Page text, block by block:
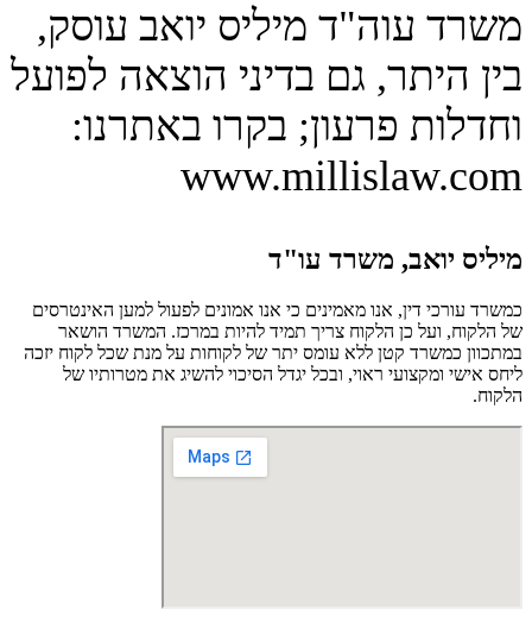
משרד עוה"ד מיליס יואב עוסק,
בין היתר, גם בדיני הוצאה לפועל
וחדלות פרעון; בקרו באתרנו:
www.millislaw.com
מיליס יואב, משרד עו"ד
כמשרד עורכי דין, אנו מאמינים כי אנו אמונים לפעול למען האינטרסים
של הלקוח, ועל כן הלקוח צריך תמיד להיות במרכז. המשרד הושאר
במתכוון כמשרד קטן ללא עומס יתר של לקוחות על מנת שכל לקוח יזכה
ליחס אישי ומקצועי ראוי, ובכל יגדל הסיכוי להשיג את מטרותיו של
הלקוח.